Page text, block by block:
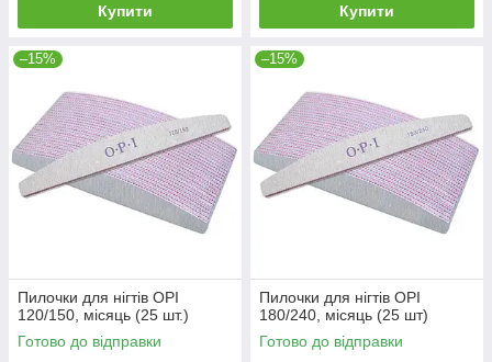
Купити Купити
–15%
Пилочки для нігтів OPI
120/150, місяць (25 шт.)
Готово до відправки
–15%
Пилочки для нігтів OPI
180/240, місяць (25 шт)
Готово до відправки